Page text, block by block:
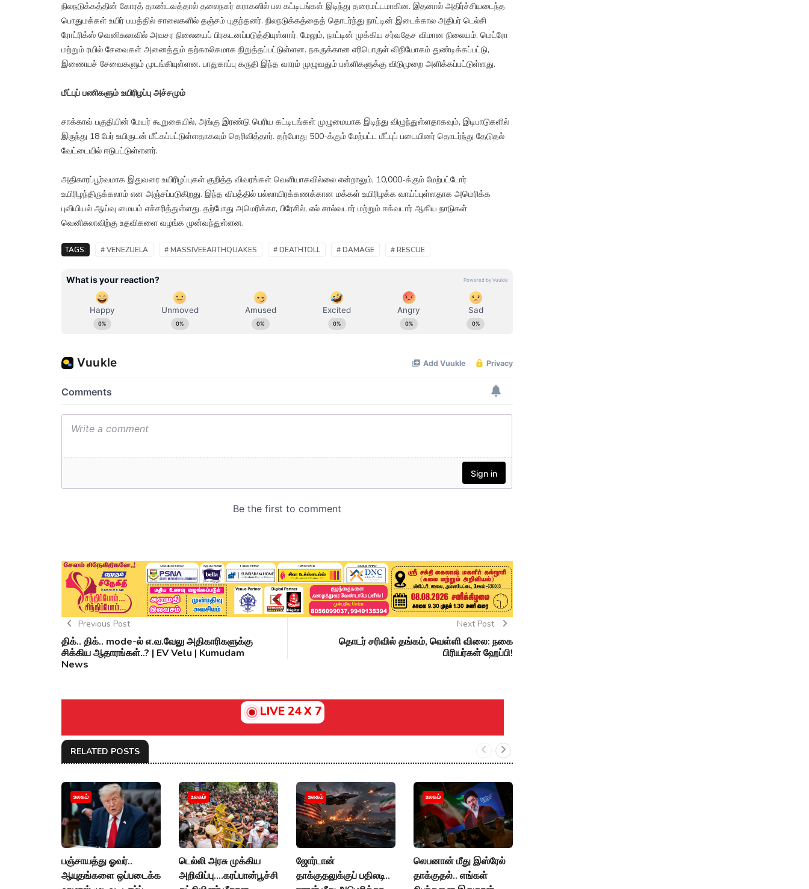
நிலநடுக்கத்தின் கோரத் தாண்டவத்தால் தலைநகர் கராகஸில் பல கட்டிடங்கள் இடிந்து தரைமட்டமாகின. இதனால் அதிர்ச்சியடைந்த
பொதுமக்கள் உயிர் பயத்தில் சாலைகளில் தஞ்சம் புகுந்தனர். நிலநடுக்கத்தைத் தொடர்ந்து நாட்டின் இடைக்கால அதிபர் டெல்சி
ரோட்ரிக்ஸ் வெனிசுலாவில் அவசர நிலையைப் பிரகடனப்படுத்தியுள்ளார். மேலும், நாட்டின் முக்கிய சர்வதேச விமான நிலையம், மெட்ரோ
மற்றும் ரயில் சேவைகள் அனைத்தும் தற்காலிகமாக நிறுத்தப்பட்டுள்ளன. நகருக்கான எரிபொருள் விநியோகம் துண்டிக்கப்பட்டு,
இணையச் சேவைகளும் முடங்கியுள்ளன. பாதுகாப்பு கருதி இந்த வாரம் முழுவதும் பள்ளிகளுக்கு விடுமுறை அளிக்கப்பட்டுள்ளது.
மீட்புப் பணிகளும் உயிரிழப்பு அச்சமும்
சாக்காவ் பகுதியின் மேயர் கூறுகையில், அங்கு இரண்டு பெரிய கட்டிடங்கள் முழுமையாக இடிந்து விழுந்துள்ளதாகவும், இடிபாடுகளில்
இருந்து 18 பேர் உயிருடன் மீட்கப்பட்டுள்ளதாகவும் தெரிவித்தார். தற்போது 500-க்கும் மேற்பட்ட மீட்புப் படையினர் தொடர்ந்து தேடுதல்
வேட்டையில் ஈடுபட்டுள்ளனர்.
அதிகாரப்பூர்வமாக இதுவரை உயிரிழப்புகள் குறித்த விவரங்கள் வெளியாகவில்லை என்றாலும், 10,000-க்கும் மேற்பட்டோர்
உயிரிழந்திருக்கலாம் என அஞ்சப்படுகிறது. இந்த விபத்தில் பல்லாயிரக்கணக்கான மக்கள் உயிரிழக்க வாய்ப்புள்ளதாக அமெரிக்க
புவியியல் ஆய்வு மையம் எச்சரித்துள்ளது. தற்போது அமெரிக்கா, பிரேசில், எல் சால்வடார் மற்றும் ஈக்வடார் ஆகிய நாடுகள்
வெனிசுலாவிற்கு உதவிகளை வழங்க முன்வந்துள்ளன.
TAGS: # VENEZUELA # MASSIVEEARTHQUAKES # DEATHTOLL # DAMAGE # RESCUE
Previous Post
திக்.. திக்.. mode-ல் எ.வ.வேலு அதிகாரிகளுக்கு
சிக்கிய ஆதாரங்கள்..? | EV Velu | Kumudam
News
Next Post
தொடர் சரிவில் தங்கம், வெள்ளி விலை: நகை
பிரியர்கள் ஹேப்பி!
LIVE 24 X 7
RELATED POSTS
உலகம்
பஞ்சாயத்து ஓவர்..
ஆயுதங்களை ஒப்படைக்க
உலகம்
டெல்லி அரசு முக்கிய
அறிவிப்பு....கரப்பான்பூச்சி
உலகம்
ஜோர்டான்
தாக்குதலுக்குப் பதிலடி..
உலகம்
லெபனான் மீது இஸ்ரேல்
தாக்குதல்.. எங்கள்